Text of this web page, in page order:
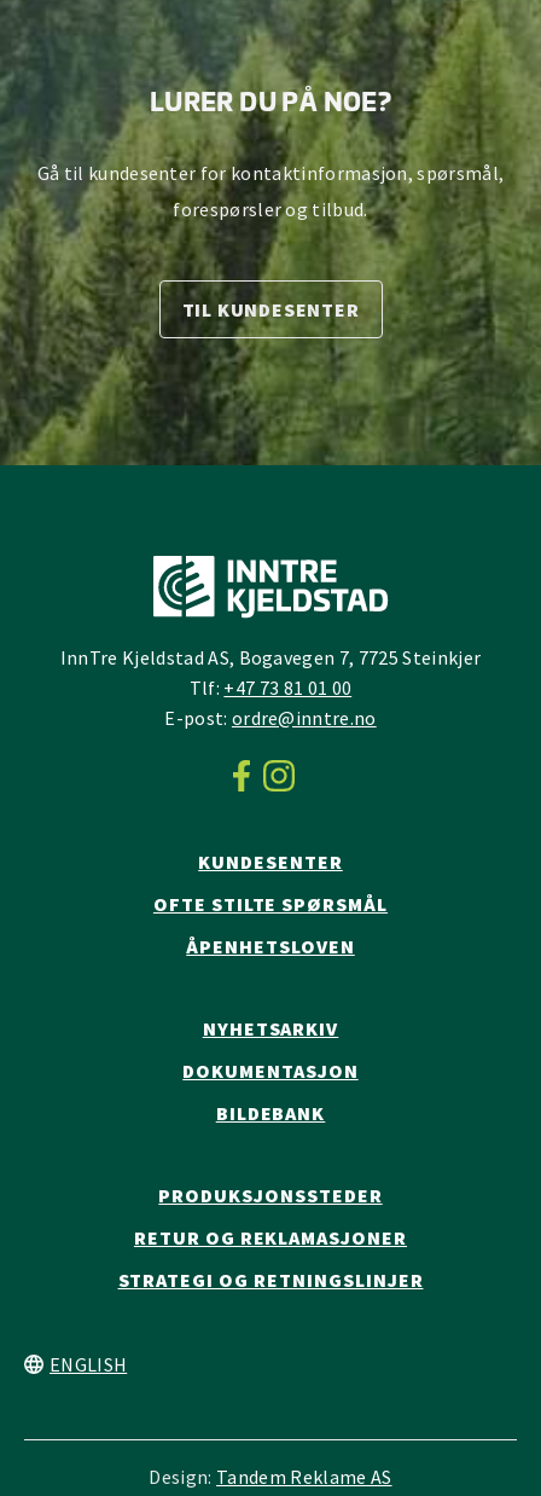
LURER DU PÅ NOE?
Gå til kundesenter for kontaktinformasjon, spørsmål,
forespørsler og tilbud.
TIL KUNDESENTER
InnTre Kjeldstad AS, Bogavegen 7, 7725 Steinkjer
Tlf: +47 73 81 01 00
E-post: ordre@inntre.no
KUNDESENTER
OFTE STILTE SPØRSMÅL
ÅPENHETSLOVEN
NYHETSARKIV
DOKUMENTASJON
BILDEBANK
PRODUKSJONSSTEDER
RETUR OG REKLAMASJONER
STRATEGI OG RETNINGSLINJER
ENGLISH
Design: Tandem Reklame AS